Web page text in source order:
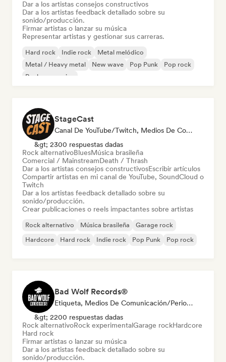
Dar a los artistas consejos constructivos
Dar a los artistas feedback detallado sobre su
sonido/producción.
Firmar artistas o lanzar su música
Representar artistas y gestionar sus carreras.
Hard rock Indie rock
Metal melódico
Metal / Heavy metal
New wave Pop Punk
Pop rock
Rock progresivo
StageCast
Canal De YouTube/Twitch, Medios De Comunicación/Periodista, Mentor, Social Media Influencer, Experto En Sonido
&gt; 2300 respuestas dadas
Rock alternativoBluesMúsica brasileña
Comercial / MainstreamDeath / Thrash
Dar a los artistas consejos constructivosEscribir artículos
Compartir artistas en mi canal de YouTube, SoundCloud o
Twitch
Dar a los artistas feedback detallado sobre su
sonido/producción.
Crear publicaciones o reels impactantes sobre artistas
Rock alternativo Música brasileña
Garage rock
Hardcore
Hard rock Indie rock Pop Punk Pop rock
Bad Wolf Records®
Etiqueta, Medios De Comunicación/Periodista, Experto En Sonido
&gt; 2200 respuestas dadas
Rock alternativoRock experimentalGarage rockHardcore
Hard rock
Firmar artistas o lanzar su música
Dar a los artistas feedback detallado sobre su
sonido/producción.